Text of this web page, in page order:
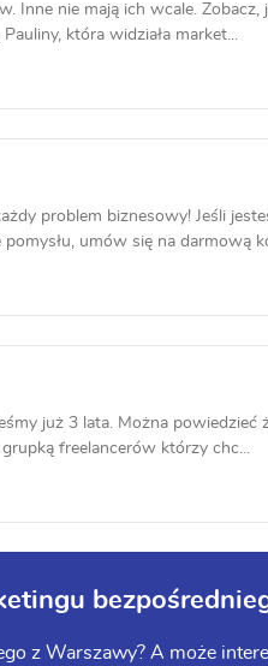
Inne nie mają ich wcale. Zobacz,
która widziała market...
problem biznesowy! Jeśli
umów się na darmową
już 3 lata. Można powiedzieć
grupką freelancerów którzy chc...
z Warszawy? A może